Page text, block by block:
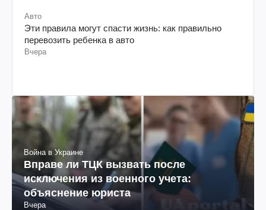
Авто
Эти правила могут спасти жизнь: как правильно
перевозить ребенка в авто
Вчера
Война в Украине
Вправе ли ТЦК вызвать после
исключения из военного учета:
объяснение юриста
Вчера